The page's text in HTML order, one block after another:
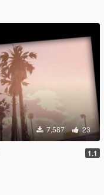
7,587 23
1.1